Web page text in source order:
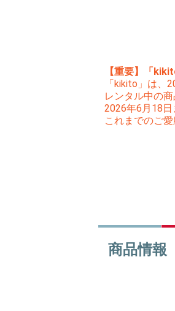
【重要】「
「kikito」は、
レンタル中の
2026年6月18日
これまでのご
商品情報